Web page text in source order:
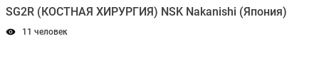
SG2R (КОСТНАЯ ХИРУРГИЯ) NSK Nakanishi (Япония)
11 человек